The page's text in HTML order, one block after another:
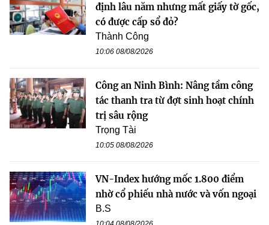
định lâu năm nhưng mất giấy tờ gốc,
có được cấp sổ đỏ?
Thành Công
10:06 08/08/2026
Công an Ninh Bình: Nâng tầm công
tác thanh tra từ đợt sinh hoạt chính
trị sâu rộng
Trọng Tài
10:05 08/08/2026
VN-Index hướng mốc 1.800 điểm
nhờ cổ phiếu nhà nước và vốn ngoại
B.S